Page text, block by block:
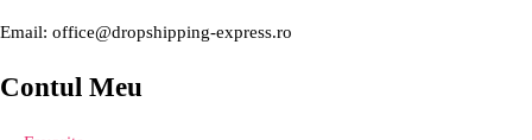
Email: office@dropshipping-express.ro
Contul Meu